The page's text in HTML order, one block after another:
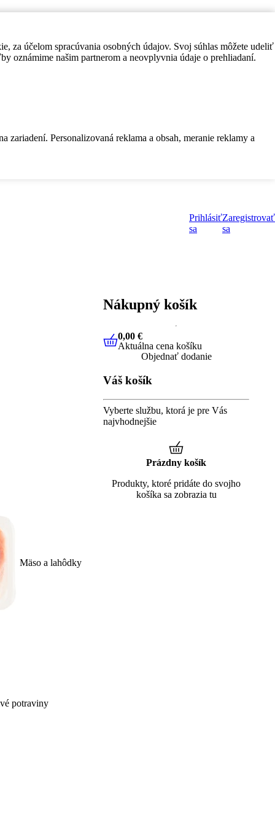
za účelom spracúvania osobných údajov. Svoj súhlas môžete udeliť
oznámime našim partnerom a neovplyvnia údaje o prehliadaní.
Personalizovaná reklama a obsah, meranie reklamy a
Prihlásiť
sa
Zaregistrovať
sa
Mäso a lahôdky
potraviny
Nákupný košík
0,00 €Aktuálna cena košíku
0,00 €
Aktuálna cena košíku
Objednať dodanie
Váš košík
Vyberte službu, ktorá je pre Vás
najvhodnejšie
Prázdny košík
Produkty, ktoré pridáte do svojho
košíka sa zobrazia tu